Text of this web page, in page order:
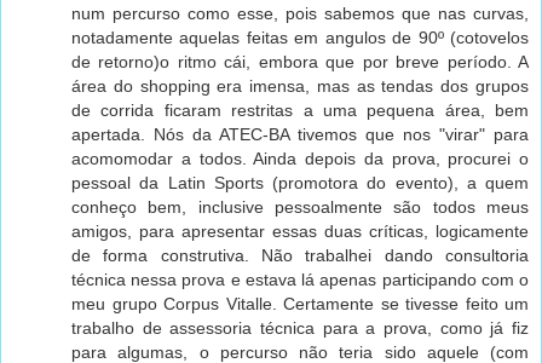
num percurso como esse, pois sabemos que nas curvas,
notadamente aquelas feitas em angulos de 90º (cotovelos
de retorno)o ritmo cái, embora que por breve período. A
área do shopping era imensa, mas as tendas dos grupos
de corrida ficaram restritas a uma pequena área, bem
apertada. Nós da ATEC-BA tivemos que nos "virar" para
acomomodar a todos. Ainda depois da prova, procurei o
pessoal da Latin Sports (promotora do evento), a quem
conheço bem, inclusive pessoalmente são todos meus
amigos, para apresentar essas duas críticas, logicamente
de forma construtiva. Não trabalhei dando consultoria
técnica nessa prova e estava lá apenas participando com o
meu grupo Corpus Vitalle. Certamente se tivesse feito um
trabalho de assessoria técnica para a prova, como já fiz
para algumas, o percurso não teria sido aquele (com